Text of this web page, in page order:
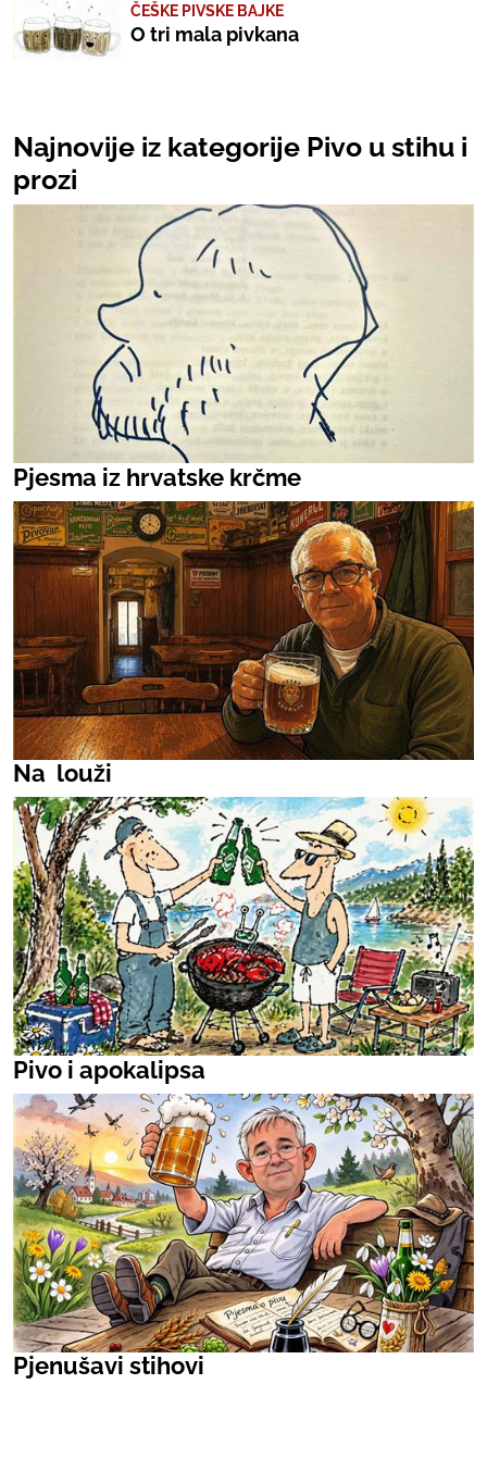
ČEŠKE PIVSKE BAJKE
O tri mala pivkana
Najnovije iz kategorije Pivo u stihu i
prozi
Pjesma iz hrvatske krčme
Na louži
Pivo i apokalipsa
Pjenušavi stihovi